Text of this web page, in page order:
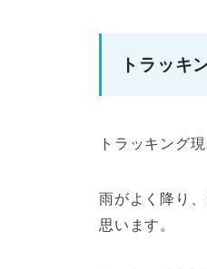
トラッキ
トラッキング
雨がよく降り
思います。